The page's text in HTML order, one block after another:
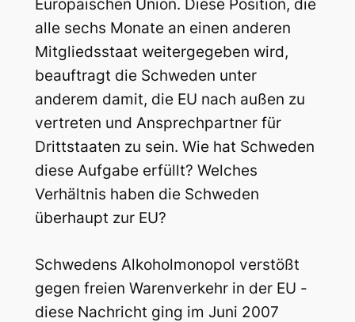
Europäischen Union. Diese Position, die
alle sechs Monate an einen anderen
Mitgliedsstaat weitergegeben wird,
beauftragt die Schweden unter
anderem damit, die EU nach außen zu
vertreten und Ansprechpartner für
Drittstaaten zu sein. Wie hat Schweden
diese Aufgabe erfüllt? Welches
Verhältnis haben die Schweden
überhaupt zur EU?
Schwedens Alkoholmonopol verstößt
gegen freien Warenverkehr in der EU -
diese Nachricht ging im Juni 2007